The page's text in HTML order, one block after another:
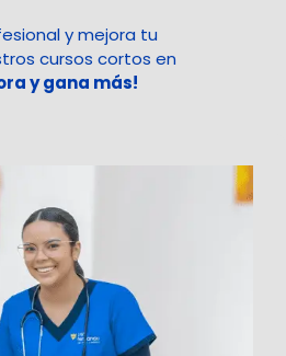
y mejora tu
cursos cortos en
y gana más!